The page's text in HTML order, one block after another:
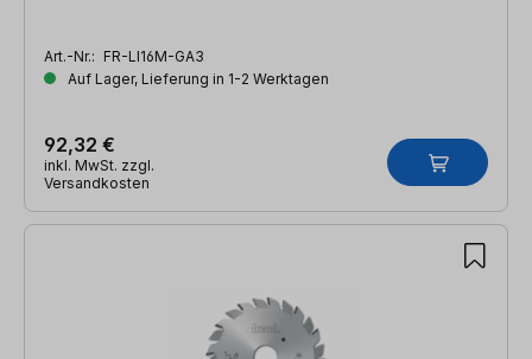
Art.-Nr.: FR-LI16M-GA3
Auf Lager, Lieferung in 1-2 Werktagen
92,32 €
inkl. MwSt. zzgl.
Versandkosten